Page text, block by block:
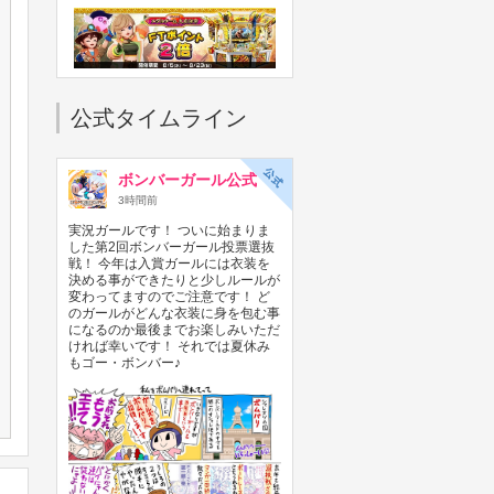
倍キャンペーン開始！
【メダル大感謝祭 サマードリー
ム】「パワフルプロ野球 開幕メダ
ルシリーズ！ 二刀流！」で獲得で
2026年08月05日
公式タイムライン
ボンバーガール公式
3時間前
実況ガールです！ ついに始まりま
した第2回ボンバーガール投票選抜
戦！ 今年は入賞ガールには衣装を
決める事ができたりと少しルールが
変わってますのでご注意です！ ど
のガールがどんな衣装に身を包む事
になるのか最後までお楽しみいただ
ければ幸いです！ それでは夏休み
もゴー・ボンバー♪